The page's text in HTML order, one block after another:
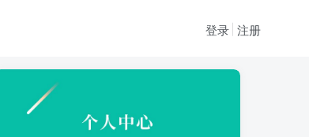
登录 注册